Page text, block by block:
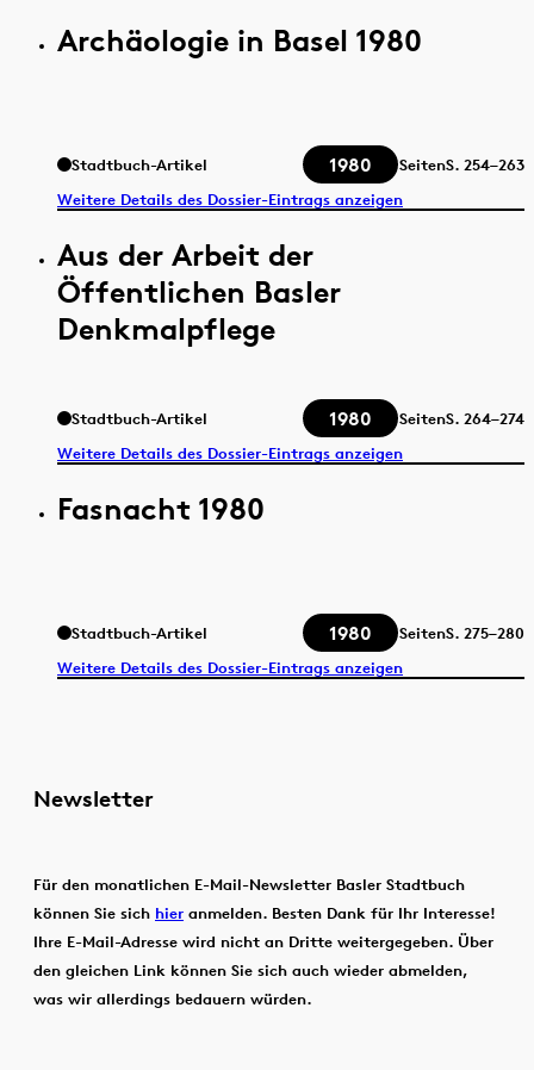
Archäologie in Basel 1980
Stadtbuch-Artikel 1980 SeitenS. 254–263
Weitere Details des Dossier-Eintrags anzeigen
Aus der Arbeit der
Öffentlichen Basler
Denkmalpflege
Stadtbuch-Artikel 1980 SeitenS. 264–274
Weitere Details des Dossier-Eintrags anzeigen
Fasnacht 1980
Stadtbuch-Artikel 1980 SeitenS. 275–280
Weitere Details des Dossier-Eintrags anzeigen
Newsletter
Für den monatlichen E-Mail-Newsletter Basler Stadtbuch
können Sie sich hier anmelden. Besten Dank für Ihr Interesse!
Ihre E-Mail-Adresse wird nicht an Dritte weitergegeben. Über
den gleichen Link können Sie sich auch wieder abmelden,
was wir allerdings bedauern würden.